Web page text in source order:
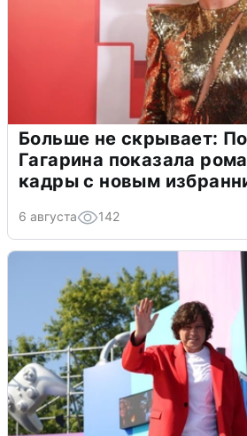
Больше не скрывает:
Гагарина показала
кадры с новым
6 августа 142